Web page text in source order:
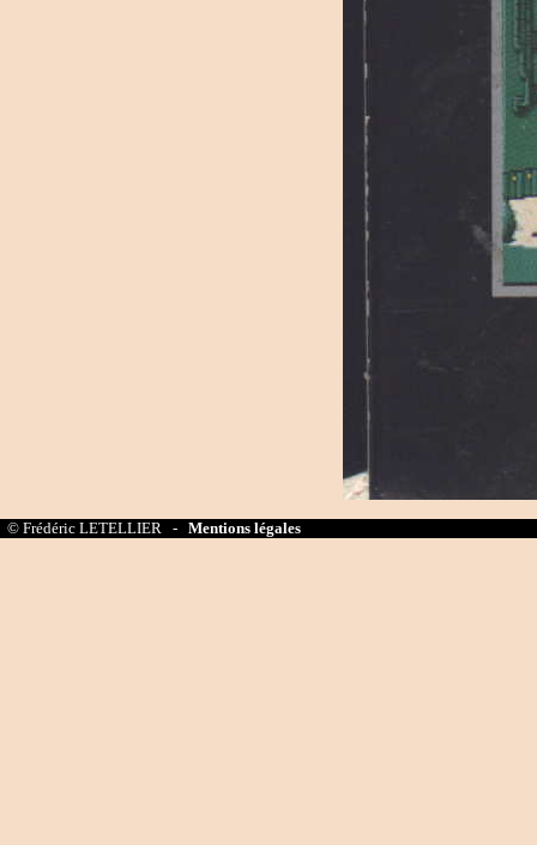
© Frédéric LETELLIER - Mentions légales